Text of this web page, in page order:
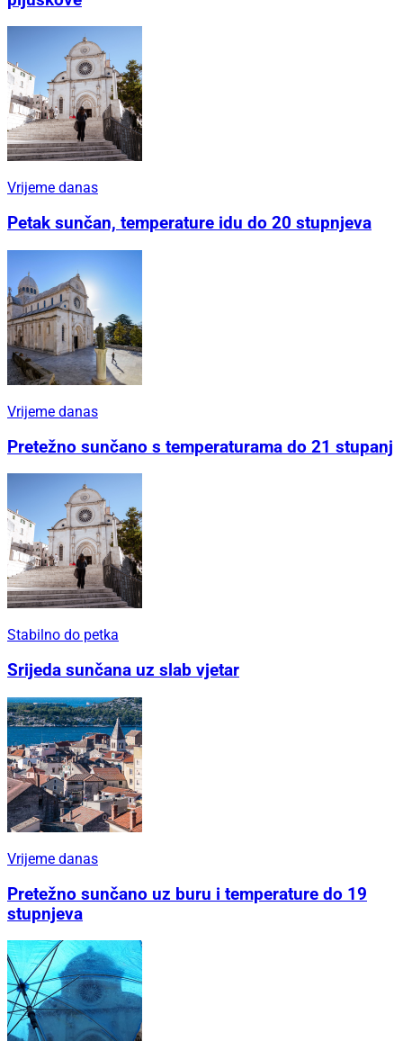
Vrijeme danas
Petak sunčan, temperature idu do 20 stupnjeva
Vrijeme danas
Pretežno sunčano s temperaturama do 21 stupanj
Stabilno do petka
Srijeda sunčana uz slab vjetar
Vrijeme danas
Pretežno sunčano uz buru i temperature do 19
stupnjeva